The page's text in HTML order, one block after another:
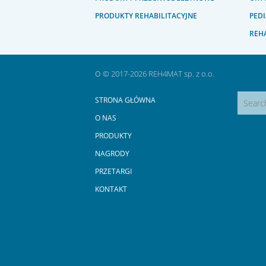
PRODUKTY REHABILITACYJNE
o © 2017-2026 REH4MAT sp. z o.o.
STRONA GŁÓWNA
O NAS
PRODUKTY
NAGRODY
PRZETARGI
KONTAKT